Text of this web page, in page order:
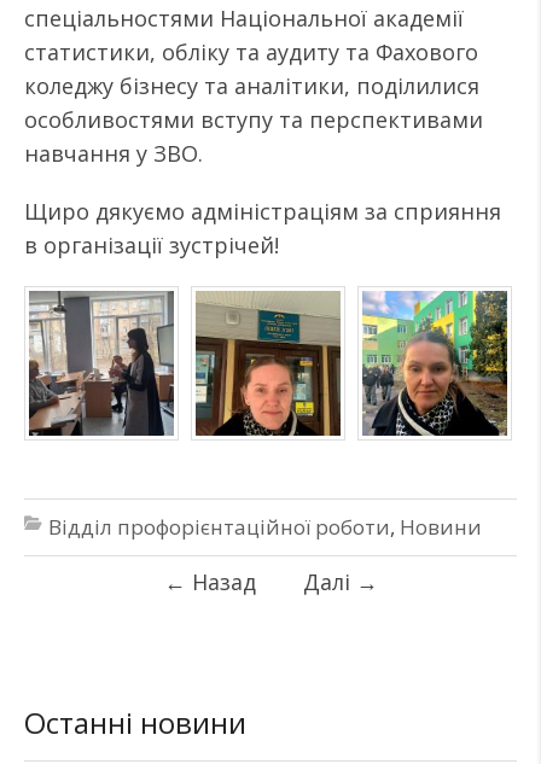
спеціальностями Національної академії
статистики, обліку та аудиту та Фахового
коледжу бізнесу та аналітики, поділилися
особливостями вступу та перспективами
навчання у ЗВО.
Щиро дякуємо адміністраціям за сприяння
в організації зустрічей!
Відділ профорієнтаційної роботи, Новини
← Назад Далі →
Останні новини